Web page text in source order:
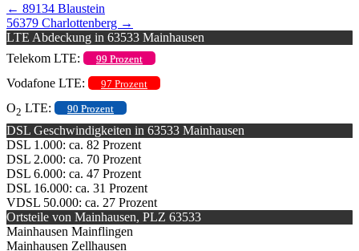
← 89134 Blaustein
56379 Charlottenberg →
LTE Abdeckung in 63533 Mainhausen
Telekom LTE:
99 Prozent
Vodafone LTE: 97 Prozent
O2 LTE: 90 Prozent
DSL Geschwindigkeiten in 63533 Mainhausen
DSL 1.000: ca. 82 Prozent
DSL 2.000: ca. 70 Prozent
DSL 6.000: ca. 47 Prozent
DSL 16.000: ca. 31 Prozent
VDSL 50.000: ca. 27 Prozent
Ortsteile von Mainhausen, PLZ 63533
Mainhausen Mainflingen
Mainhausen Zellhausen